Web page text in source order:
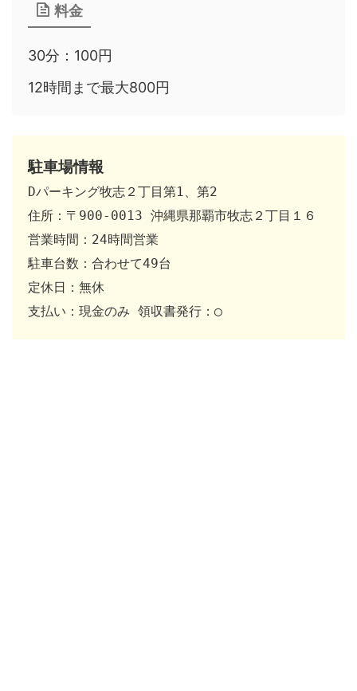
料金
30分：100円
12時間まで最大800円
駐車場情報
Dパーキング牧志２丁目第1、第2
住所：〒900-0013 沖縄県那覇市牧志２丁目１６
営業時間：24時間営業
駐車台数：合わせて49台
定休日：無休
支払い：現金のみ 領収書発行：◯